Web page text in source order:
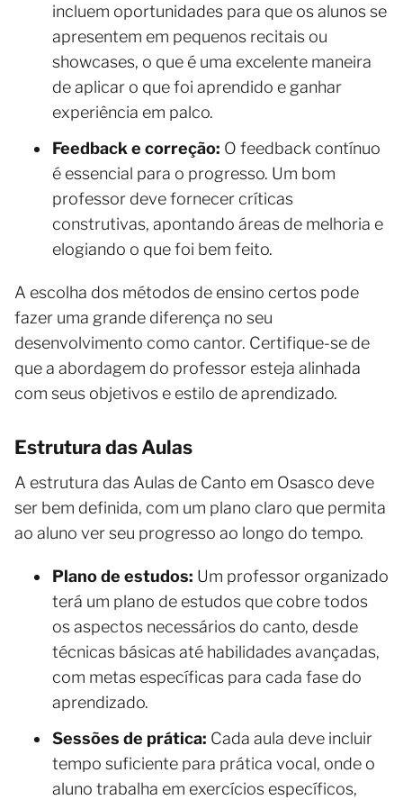
incluem oportunidades para que os alunos se
apresentem em pequenos recitais ou
showcases, o que é uma excelente maneira
de aplicar o que foi aprendido e ganhar
experiência em palco.
Feedback e correção: O feedback contínuo
é essencial para o progresso. Um bom
professor deve fornecer críticas
construtivas, apontando áreas de melhoria e
elogiando o que foi bem feito.
A escolha dos métodos de ensino certos pode
fazer uma grande diferença no seu
desenvolvimento como cantor. Certifique-se de
que a abordagem do professor esteja alinhada
com seus objetivos e estilo de aprendizado.
Estrutura das Aulas
A estrutura das Aulas de Canto em Osasco deve
ser bem definida, com um plano claro que permita
ao aluno ver seu progresso ao longo do tempo.
Plano de estudos: Um professor organizado
terá um plano de estudos que cobre todos
os aspectos necessários do canto, desde
técnicas básicas até habilidades avançadas,
com metas específicas para cada fase do
aprendizado.
Sessões de prática: Cada aula deve incluir
tempo suficiente para prática vocal, onde o
aluno trabalha em exercícios específicos,